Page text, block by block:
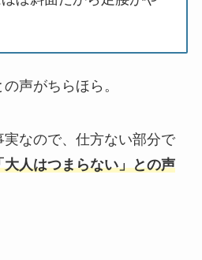
声がちらほら。
なので、仕方ない部分で
大人はつまらない」との声